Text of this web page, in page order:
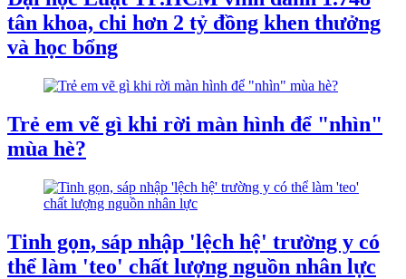
tân khoa, chi hơn 2 tỷ đồng khen thưởng
và học bổng
Trẻ em vẽ gì khi rời màn hình để "nhìn"
mùa hè?
Tinh gọn, sáp nhập 'lệch hệ' trường y có
thể làm 'teo' chất lượng nguồn nhân lực